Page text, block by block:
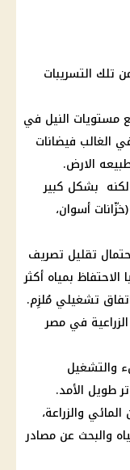
تلك التسريبات
مستويات النيل في
الغالب فيضانات
الارض.
بشكل كبير
أسوان،
تقليل تصريف
بمياه أكثر
تشغيلي مُلزِم.
في مصر
والتشغيل
طويل الأمد.
والزراعة،
والبحث عن مصادر